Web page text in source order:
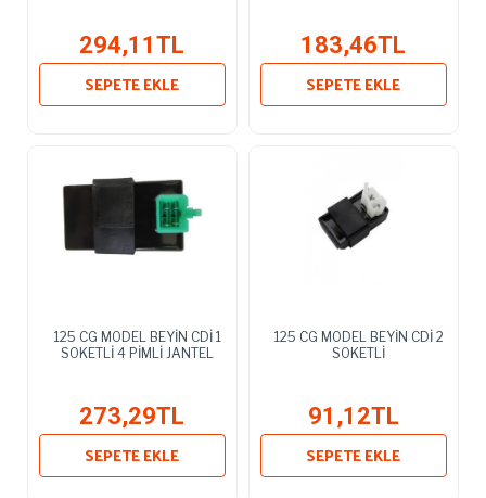
294,11TL
SEPETE EKLE
183,46TL
SEPETE EKLE
125 CG MODEL BEYİN CDİ 1
SOKETLİ 4 PİMLİ JANTEL
273,29TL
SEPETE EKLE
125 CG MODEL BEYİN CDİ 2
SOKETLİ
91,12TL
SEPETE EKLE